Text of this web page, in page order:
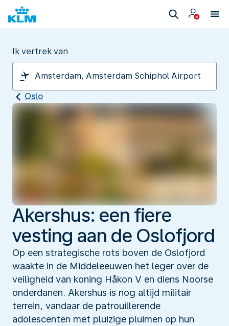
Ik vertrek van
Oslo
Akershus: een fiere
vesting aan de Oslofjord
Op een strategische rots boven de Oslofjord
waakte in de Middeleeuwen het leger over de
veiligheid van koning Håkon V en diens Noorse
onderdanen. Akershus is nog altijd militair
terrein, vandaar de patrouillerende
adolescenten met pluizige pluimen op hun